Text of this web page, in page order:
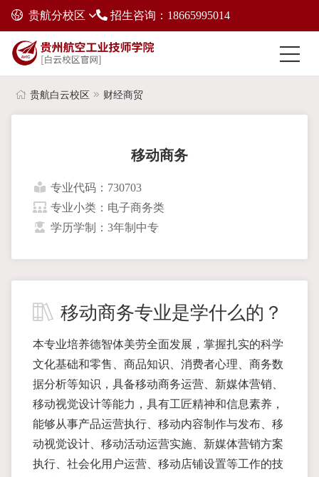
贵航分校区 招生咨询：18665995014
贵航白云校区 财经商贸
移动商务
专业代码：730703
专业小类：电子商务类
学历学制：3年制中专
移动商务专业是学什么的？
本专业培养德智体美劳全面发展，掌握扎实的科学
文化基础和零售、商品知识、消费者心理、商务数
据分析等知识，具备移动商务运营、新媒体营销、
移动视觉设计等能力，具有工匠精神和信息素养，
能够从事产品运营执行、移动内容制作与发布、移
动视觉设计、移动活动运营实施、新媒体营销方案
执行、社会化用户运营、移动店铺设置等工作的技